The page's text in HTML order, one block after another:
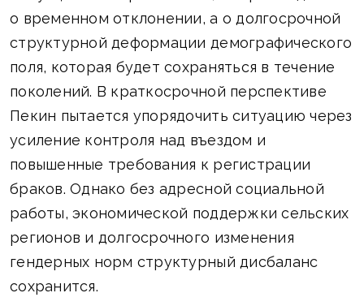
о временном отклонении, а о долгосрочной
структурной деформации демографического
поля, которая будет сохраняться в течение
поколений. В краткосрочной перспективе
Пекин пытается упорядочить ситуацию через
усиление контроля над въездом и
повышенные требования к регистрации
браков. Однако без адресной социальной
работы, экономической поддержки сельских
регионов и долгосрочного изменения
гендерных норм структурный дисбаланс
сохранится.